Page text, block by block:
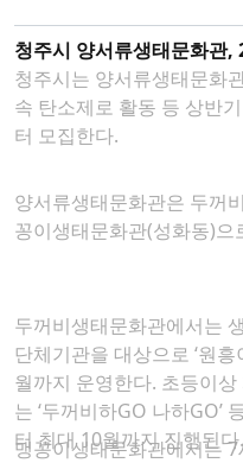
청주시 양서류생태문화관,
청주시는 양서류생태문화
속 탄소제로 활동 등 상반
터 모집한다.
양서류생태문화관은 두꺼
꽁이생태문화관(성화동)으
두꺼비생태문화관에서는
단체기관을 대상으로 ‘원
월까지 운영한다. 초등이
는 ‘두꺼비하GO 나하GO’
터 최대 10월까지 진행된다.
맹꽁이생태문화관에서는